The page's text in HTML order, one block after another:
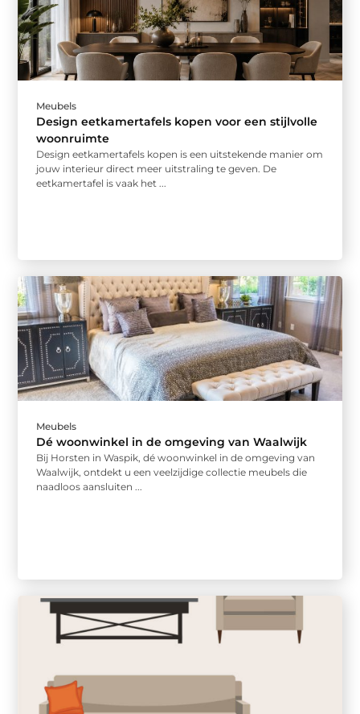
Meubels
Design eetkamertafels kopen voor een stijlvolle
woonruimte
Design eetkamertafels kopen is een uitstekende manier om
jouw interieur direct meer uitstraling te geven. De
eetkamertafel is vaak het ...
Meubels
Dé woonwinkel in de omgeving van Waalwijk
Bij Horsten in Waspik, dé woonwinkel in de omgeving van
Waalwijk, ontdekt u een veelzijdige collectie meubels die
naadloos aansluiten ...